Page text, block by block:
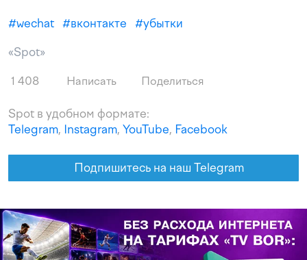
#wechat #вконтакте #убытки
«Spot»
1 408 Написать Поделиться
Spot в удобном формате:
Telegram, Instagram, YouTube, Facebook
Подпишитесь на наш Telegram